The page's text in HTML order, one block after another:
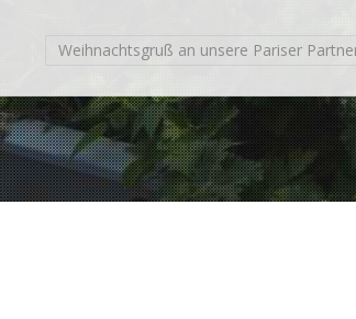
Weihnachtsgruß an unsere Pariser